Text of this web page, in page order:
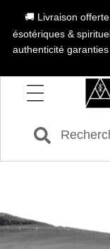
🚚 Livraison
ésotériques &
authenticité